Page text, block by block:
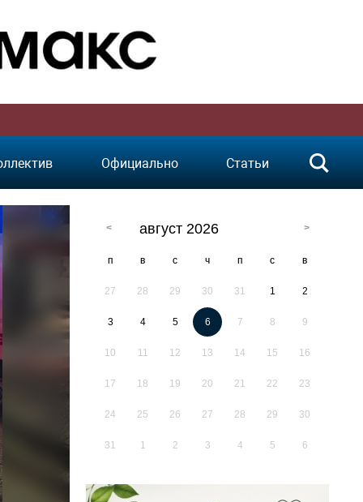
Официально Статьи
август 2026
п в с ч п с в
27 28 29 30 31 1 2
3 4 5 6 7 8 9
10 11 12 13 14 15 16
17 18 19 20 21 22 23
24 25 26 27 28 29 30
31 1 2 3 4 5 6